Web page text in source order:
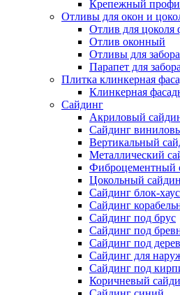
Крепежный
Отливы для окон и
Отлив для цоколя
Отлив оконный
Отливы для забора
Парапет для забора
Плитка клинкерная
Клинкерная
Сайдинг
Акриловый
Сайдинг
Вертикальный
Металлический
Фиброцементный
Цокольный
Сайдинг блок-хаус
Сайдинг
Сайдинг под брус
Сайдинг под
Сайдинг под
Сайдинг для
Сайдинг под
Коричневый